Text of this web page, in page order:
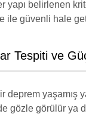
yapı belirlenen
ile güvenli hale
Tespiti ve
deprem yaşamış
gözle görülür ya